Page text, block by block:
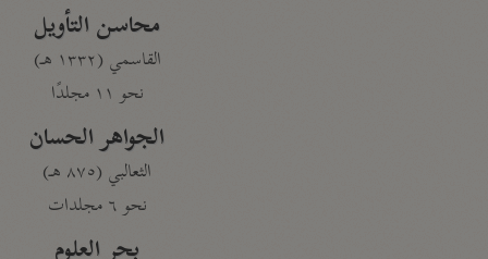
محاسن التأويل
القاسمي (١٣٣٢ هـ)
نحو ١١ مجلدًا
الجواهر الحسان
الثعالبي (٨٧٥ هـ)
نحو ٦ مجلدات